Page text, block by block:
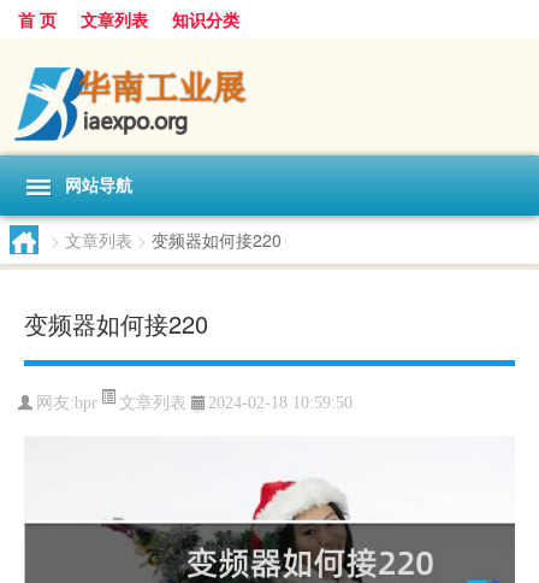
首 页 文章列表 知识分类
网站导航
> 文章列表 > 变频器如何接220
变频器如何接220
网友:bpr 文章列表 2024-02-18 10:59:50